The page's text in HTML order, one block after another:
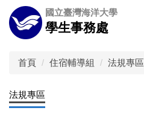
跳
到
主
區
國立臺灣海洋大學
學生事務處
首頁 住宿輔導組 法規專區
法規專區